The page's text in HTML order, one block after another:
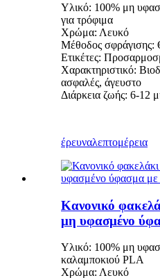
Υλικό: 100% μη
για τρόφιμα
Χρώμα: Λευκό
Μέθοδος σφράγισης:
Ετικέτες:
Χαρακτηριστικό:
ασφαλές, άγευστο
Διάρκεια ζωής: 6-12
έρευναλεπτομέρεια
Κανονικό
μη υφασμένο
Υλικό: 100% μη
καλαμποκιού PLA
Χρώμα: Λευκό